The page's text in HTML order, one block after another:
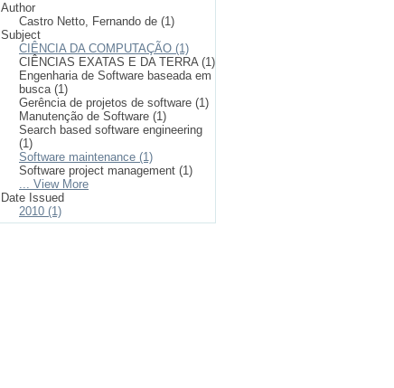
Author
Castro Netto, Fernando de (1)
Subject
CIÊNCIA DA COMPUTAÇÃO (1)
CIÊNCIAS EXATAS E DA TERRA (1)
Engenharia de Software baseada em
busca (1)
Gerência de projetos de software (1)
Manutenção de Software (1)
Search based software engineering
(1)
Software maintenance (1)
Software project management (1)
... View More
Date Issued
2010 (1)